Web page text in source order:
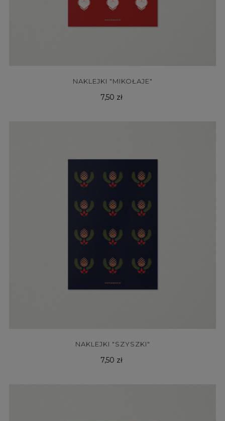
NAKLEJKI "MIKOŁAJE"
Cena
7,50 zł
NAKLEJKI "SZYSZKI"
Cena
7,50 zł